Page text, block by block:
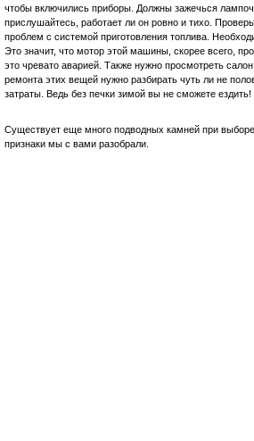
чтобы включились приборы. Должны зажечься
прислушайтесь, работает ли он ровно и тихо.
проблем с системой приготовления топлива.
Это значит, что мотор этой машины, скорее всего,
это чревато аварией. Также нужно просмотреть
ремонта этих вещей нужно разбирать чуть ли не
затраты. Ведь без печки зимой вы не сможете ездить!
Существует еще много подводных камней при
признаки мы с вами разобрали.